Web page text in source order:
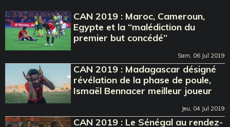
CAN 2019 : Maroc, Cameroun,
Egypte et la ‘‘malédiction du
premier but concédé’’
Sam, 06 Jul 2019
CAN 2019 : Madagascar désigné
révélation de la phase de poule,
Ismaël Bennacer meilleur joueur
Jeu, 04 Jul 2019
CAN 2019 : Le Sénégal au rendez-